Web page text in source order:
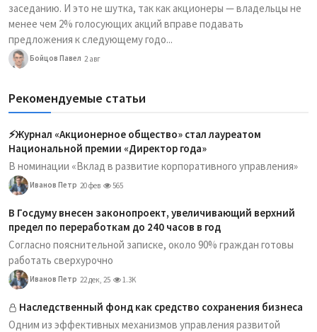
заседанию. И это не шутка, так как акционеры — владельцы не
менее чем 2% голосующих акций вправе подавать
предложения к следующему годо...
Бойцов Павел 2 авг
Рекомендуемые статьи
⚡️Журнал «Акционерное общество» стал лауреатом
Национальной премии «Директор года»
В номинации «Вклад в развитие корпоративного управления»
Иванов Петр 20 фев 565
В Госдуму внесен законопроект, увеличивающий верхний
предел по переработкам до 240 часов в год
Согласно пояснительной записке, около 90% граждан готовы
работать сверхурочно
Иванов Петр 22 дек, 25 1.3K
Наследственный фонд как средство сохранения бизнеса
Одним из эффективных механизмов управления развитой